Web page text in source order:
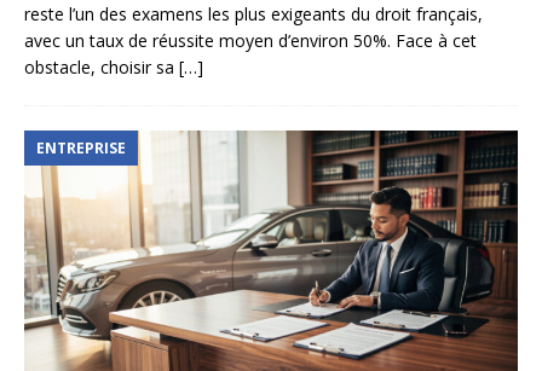
reste l’un des examens les plus exigeants du droit français,
avec un taux de réussite moyen d’environ 50%. Face à cet
obstacle, choisir sa […]
ENTREPRISE